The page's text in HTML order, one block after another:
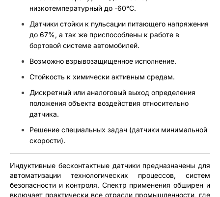
низкотемпературный до -60°С.
Датчики стойки к пульсации питающего напряжения
до 67%, а так же приспособлены к работе в
бортовой системе автомобилей.
Возможно взрывозащищенное исполнение.
Стойкость к химически активным средам.
Дискретный или аналоговый выход определения
положения объекта воздействия относительно
датчика.
Решение специальных задач (датчики минимальной
скорости).
Индуктивные бесконтактные датчики предназначены для
автоматизации технологических процессов, систем
безопасности и контроля. Спектр применения обширен и
включает практически все отрасли промышленности, где